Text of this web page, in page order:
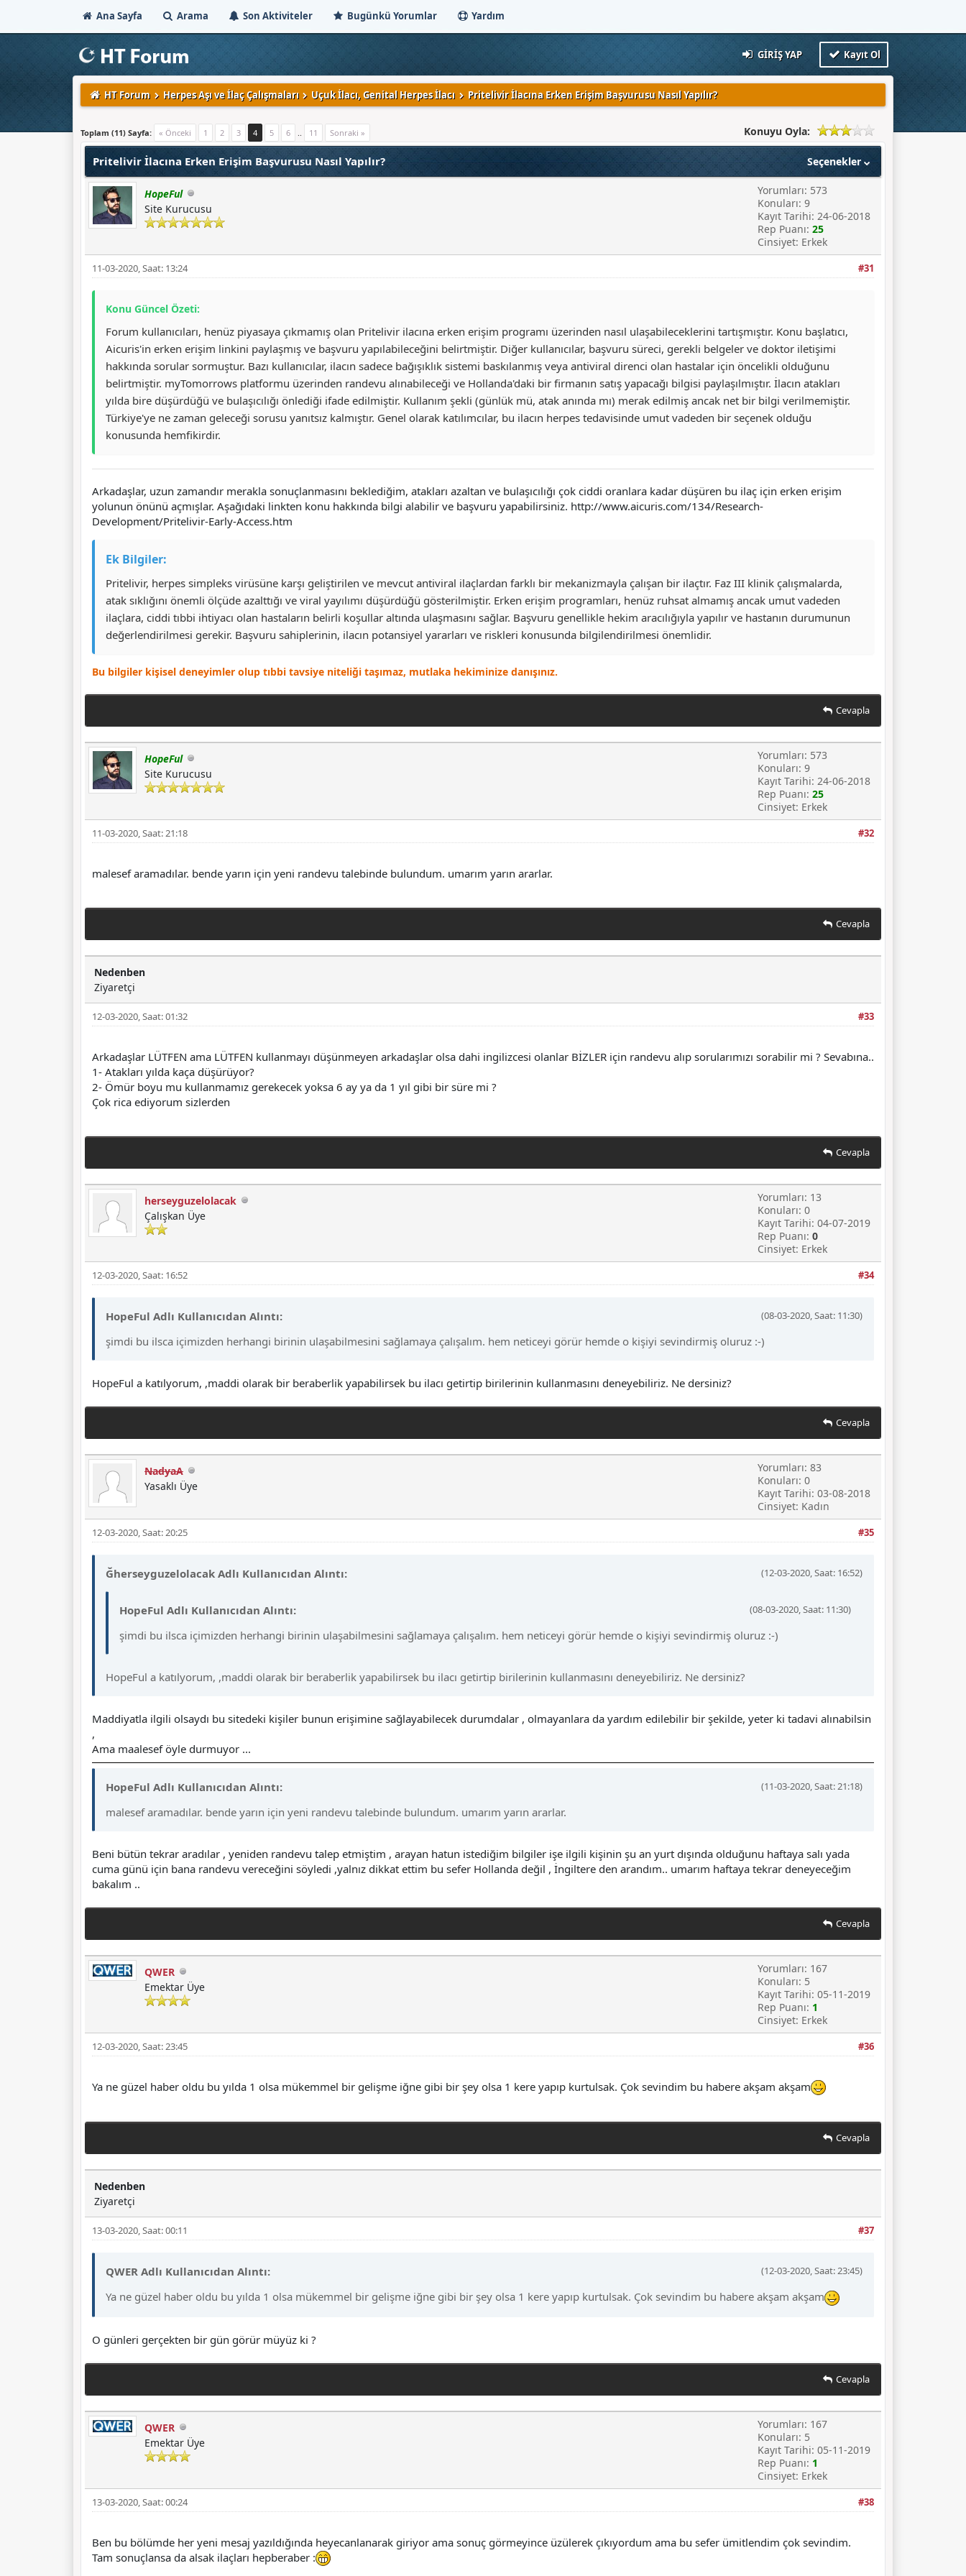
Ana Sayfa Arama Son Aktiviteler Bugünkü Yorumlar Yardım
GIRIŞ YAP Kayıt Ol
HT Forum Herpes Aşı ve İlaç Çalışmaları Uçuk İlacı, Genital Herpes İlacı Pritelivir İlacına Erken Erişim Başvurusu Nasıl Yapılır?
Toplam (11) Sayfa: « Önceki 1 2 3 4 5 6 .. 11 Sonraki » Konuyu Oyla:
Derecelendirme: 3/5 - 1 oy
1
2
3
4
5
Seçenekler
Pritelivir İlacına Erken Erişim Başvurusu Nasıl Yapılır?
HopeFul
Site Kurucusu
Yorumları: 573
Konuları: 9
Kayıt Tarihi: 24-06-2018
Rep Puanı: 25
Cinsiyet: Erkek
#31
11-03-2020, Saat: 13:24
Konu Güncel Özeti:
Forum kullanıcıları, henüz piyasaya çıkmamış olan Pritelivir ilacına erken erişim programı üzerinden nasıl ulaşabileceklerini tartışmıştır. Konu başlatıcı,
Aicuris'in erken erişim linkini paylaşmış ve başvuru yapılabileceğini belirtmiştir. Diğer kullanıcılar, başvuru süreci, gerekli belgeler ve doktor iletişimi
hakkında sorular sormuştur. Bazı kullanıcılar, ilacın sadece bağışıklık sistemi baskılanmış veya antiviral direnci olan hastalar için öncelikli olduğunu
belirtmiştir. myTomorrows platformu üzerinden randevu alınabileceği ve Hollanda'daki bir firmanın satış yapacağı bilgisi paylaşılmıştır. İlacın atakları
yılda bire düşürdüğü ve bulaşıcılığı önlediği ifade edilmiştir. Kullanım şekli (günlük mü, atak anında mı) merak edilmiş ancak net bir bilgi verilmemiştir.
Türkiye'ye ne zaman geleceği sorusu yanıtsız kalmıştır. Genel olarak katılımcılar, bu ilacın herpes tedavisinde umut vadeden bir seçenek olduğu
konusunda hemfikirdir.
Arkadaşlar, uzun zamandır merakla sonuçlanmasını beklediğim, atakları azaltan ve bulaşıcılığı çok ciddi oranlara kadar düşüren bu ilaç için erken erişim
yolunun önünü açmışlar. Aşağıdaki linkten konu hakkında bilgi alabilir ve başvuru yapabilirsiniz. http://www.aicuris.com/134/Research-
Development/Pritelivir-Early-Access.htm
Ek Bilgiler:
Pritelivir, herpes simpleks virüsüne karşı geliştirilen ve mevcut antiviral ilaçlardan farklı bir mekanizmayla çalışan bir ilaçtır. Faz III klinik çalışmalarda,
atak sıklığını önemli ölçüde azalttığı ve viral yayılımı düşürdüğü gösterilmiştir. Erken erişim programları, henüz ruhsat almamış ancak umut vadeden
ilaçlara, ciddi tıbbi ihtiyacı olan hastaların belirli koşullar altında ulaşmasını sağlar. Başvuru genellikle hekim aracılığıyla yapılır ve hastanın durumunun
değerlendirilmesi gerekir. Başvuru sahiplerinin, ilacın potansiyel yararları ve riskleri konusunda bilgilendirilmesi önemlidir.
Bu bilgiler kişisel deneyimler olup tıbbi tavsiye niteliği taşımaz, mutlaka hekiminize danışınız.
Cevapla
HopeFul
Site Kurucusu
Yorumları: 573
Konuları: 9
Kayıt Tarihi: 24-06-2018
Rep Puanı: 25
Cinsiyet: Erkek
#32
11-03-2020, Saat: 21:18
malesef aramadılar. bende yarın için yeni randevu talebinde bulundum. umarım yarın ararlar.
Cevapla
Nedenben
Ziyaretçi
#33
12-03-2020, Saat: 01:32
Arkadaşlar LÜTFEN ama LÜTFEN kullanmayı düşünmeyen arkadaşlar olsa dahi ingilizcesi olanlar BİZLER için randevu alıp sorularımızı sorabilir mi ? Sevabına..
1- Atakları yılda kaça düşürüyor?
2- Ömür boyu mu kullanmamız gerekecek yoksa 6 ay ya da 1 yıl gibi bir süre mi ?
Çok rica ediyorum sizlerden
Cevapla
herseyguzelolacak
Çalışkan Üye
Yorumları: 13
Konuları: 0
Kayıt Tarihi: 04-07-2019
Rep Puanı: 0
Cinsiyet: Erkek
#34
12-03-2020, Saat: 16:52
(08-03-2020, Saat: 11:30)
HopeFul Adlı Kullanıcıdan Alıntı:
şimdi bu ilsca içimizden herhangi birinin ulaşabilmesini sağlamaya çalışalım. hem neticeyi görür hemde o kişiyi sevindirmiş oluruz :-)
HopeFul a katılyorum, ,maddi olarak bir beraberlik yapabilirsek bu ilacı getirtip birilerinin kullanmasını deneyebiliriz. Ne dersiniz?
Cevapla
NadyaA
Yasaklı Üye
Yorumları: 83
Konuları: 0
Kayıt Tarihi: 03-08-2018
Cinsiyet: Kadın
#35
12-03-2020, Saat: 20:25
(12-03-2020, Saat: 16:52)
Ğherseyguzelolacak Adlı Kullanıcıdan Alıntı:
(08-03-2020, Saat: 11:30)
HopeFul Adlı Kullanıcıdan Alıntı:
şimdi bu ilsca içimizden herhangi birinin ulaşabilmesini sağlamaya çalışalım. hem neticeyi görür hemde o kişiyi sevindirmiş oluruz :-)
HopeFul a katılyorum, ,maddi olarak bir beraberlik yapabilirsek bu ilacı getirtip birilerinin kullanmasını deneyebiliriz. Ne dersiniz?
Maddiyatla ilgili olsaydı bu sitedeki kişiler bunun erişimine sağlayabilecek durumdalar , olmayanlara da yardım edilebilir bir şekilde, yeter ki tadavi alınabilsin
,
Ama maalesef öyle durmuyor ...
(11-03-2020, Saat: 21:18)
HopeFul Adlı Kullanıcıdan Alıntı:
malesef aramadılar. bende yarın için yeni randevu talebinde bulundum. umarım yarın ararlar.
Beni bütün tekrar aradılar , yeniden randevu talep etmiştim , arayan hatun istediğim bilgiler işe ilgili kişinin şu an yurt dışında olduğunu haftaya salı yada
cuma günü için bana randevu vereceğini söyledi ,yalnız dikkat ettim bu sefer Hollanda değil , İngiltere den arandım.. umarım haftaya tekrar deneyeceğim
bakalım ..
Cevapla
QWER
Emektar Üye
Yorumları: 167
Konuları: 5
Kayıt Tarihi: 05-11-2019
Rep Puanı: 1
Cinsiyet: Erkek
#36
12-03-2020, Saat: 23:45
Ya ne güzel haber oldu bu yılda 1 olsa mükemmel bir gelişme iğne gibi bir şey olsa 1 kere yapıp kurtulsak. Çok sevindim bu habere akşam akşam
Cevapla
Nedenben
Ziyaretçi
#37
13-03-2020, Saat: 00:11
(12-03-2020, Saat: 23:45)
QWER Adlı Kullanıcıdan Alıntı:
Ya ne güzel haber oldu bu yılda 1 olsa mükemmel bir gelişme iğne gibi bir şey olsa 1 kere yapıp kurtulsak. Çok sevindim bu habere akşam akşam
O günleri gerçekten bir gün görür müyüz ki ?
Cevapla
QWER
Emektar Üye
Yorumları: 167
Konuları: 5
Kayıt Tarihi: 05-11-2019
Rep Puanı: 1
Cinsiyet: Erkek
#38
13-03-2020, Saat: 00:24
Ben bu bölümde her yeni mesaj yazıldığında heyecanlanarak giriyor ama sonuç görmeyince üzülerek çıkıyordum ama bu sefer ümitlendim çok sevindim.
Tam sonuçlansa da alsak ilaçları hepberaber :